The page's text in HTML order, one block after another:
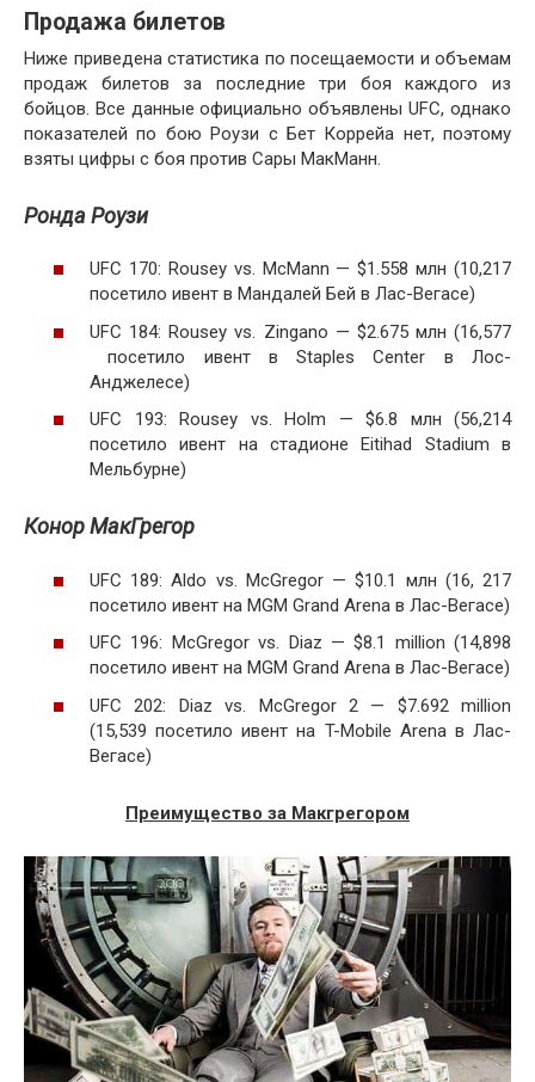
Продажа билетов
Ниже приведена статистика по посещаемости и объемам
продаж билетов за последние три боя каждого из
бойцов. Все данные официально объявлены UFC, однако
показателей по бою Роузи с Бет Коррейа нет, поэтому
взяты цифры с боя против Сары МакМанн.
Ронда Роузи
UFC 170: Rousey vs. McMann — $1.558 млн (10,217
посетило ивент в Мандалей Бей в Лас-Вегасе)
UFC 184: Rousey vs. Zingano — $2.675 млн (16,577
посетило ивент в Staples Center в Лос-
Анджелесе)
UFC 193: Rousey vs. Holm — $6.8 млн (56,214
посетило ивент на стадионе Eitihad Stadium в
Мельбурне)
Конор МакГрегор
UFC 189: Aldo vs. McGregor — $10.1 млн (16, 217
посетило ивент на MGM Grand Arena в Лас-Вегасе)
UFC 196: McGregor vs. Diaz — $8.1 million (14,898
посетило ивент на MGM Grand Arena в Лас-Вегасе)
UFC 202: Diaz vs. McGregor 2 — $7.692 million
(15,539 посетило ивент на T-Mobile Arena в Лас-
Вегасе)
Преимущество за Макгрегором